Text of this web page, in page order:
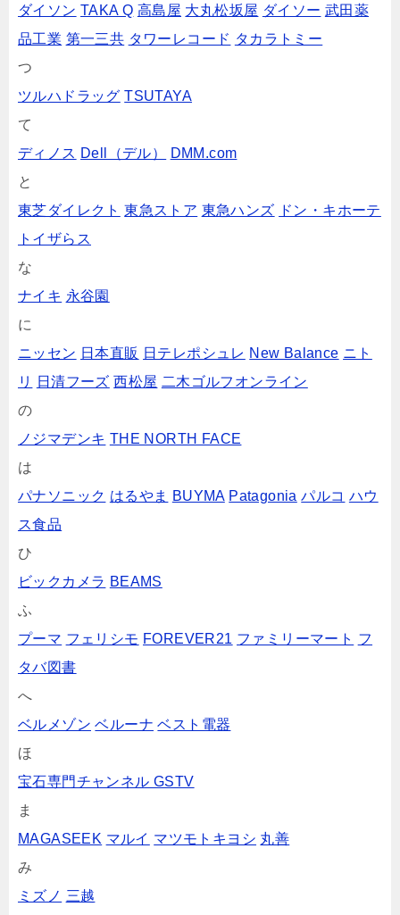
ダイソン TAKA Q 高島屋 大丸松坂屋 ダイソー 武田薬
品工業 第一三共 タワーレコード タカラトミー
つ
ツルハドラッグ TSUTAYA
て
ディノス Dell（デル）
DMM.com
と
東芝ダイレクト 東急ストア 東急ハンズ ドン・キホーテ
トイザらス
な
ナイキ 永谷園
に
ニッセン 日本直販 日テレポシュレ New Balance ニト
リ
日清フーズ 西松屋 二木ゴルフオンライン
の
ノジマデンキ THE NORTH FACE
は
パナソニック はるやま BUYMA Patagonia パルコ ハウ
ス食品
ひ
ビックカメラ BEAMS
ふ
プーマ フェリシモ FOREVER21 ファミリーマート フ
タバ図書
へ
ベルメゾン ベルーナ ベスト電器
ほ
宝石専門チャンネル GSTV
ま
MAGASEEK マルイ マツモトキヨシ 丸善
み
ミズノ 三越